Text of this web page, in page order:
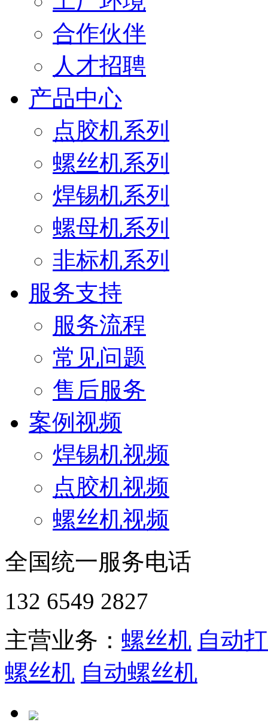
合作伙伴
人才招聘
产品中心
点胶机系列
螺丝机系列
焊锡机系列
螺母机系列
非标机系列
服务支持
服务流程
常见问题
售后服务
案例视频
焊锡机视频
点胶机视频
螺丝机视频
全国统一服务电话
132 6549 2827
主营业务： 螺丝机 自动
螺丝机 自动螺丝机